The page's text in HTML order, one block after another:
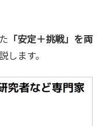
「安定＋挑戦」を両
します。